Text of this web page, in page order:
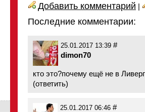
Добавить комментарий |
Последние комментарии:
25.01.2017 13:39 #
dimon70
кто это?почему ещё не в
(ответить)
25.01.2017 06:46 #